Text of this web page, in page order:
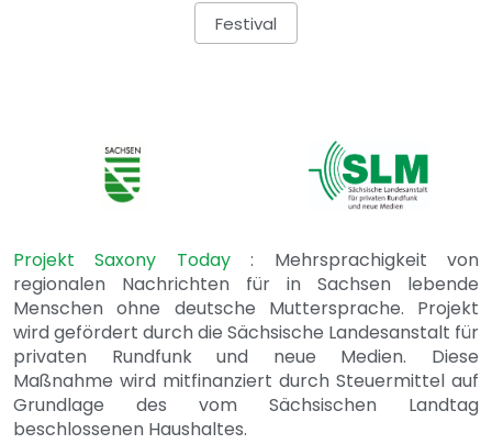
Festival
Projekt Saxony Today: Mehrsprachigkeit von
regionalen Nachrichten für in Sachsen lebende
Menschen ohne deutsche Muttersprache. Projekt
wird gefördert durch die Sächsische Landesanstalt für
privaten Rundfunk und neue Medien. Diese
Maßnahme wird mitfinanziert durch Steuermittel auf
Grundlage des vom Sächsischen Landtag
beschlossenen Haushaltes.